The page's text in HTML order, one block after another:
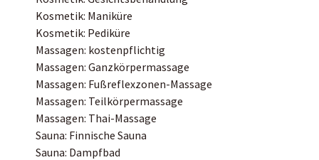
Kosmetik: Maniküre
Kosmetik: Pediküre
Massagen: kostenpflichtig
Massagen: Ganzkörpermassage
Massagen: Fußreflexzonen-Massage
Massagen: Teilkörpermassage
Massagen: Thai-Massage
Sauna: Finnische Sauna
Sauna: Dampfbad